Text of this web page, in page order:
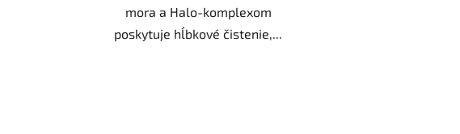
mora a Halo-komplexom
poskytuje hĺbkové čistenie,...